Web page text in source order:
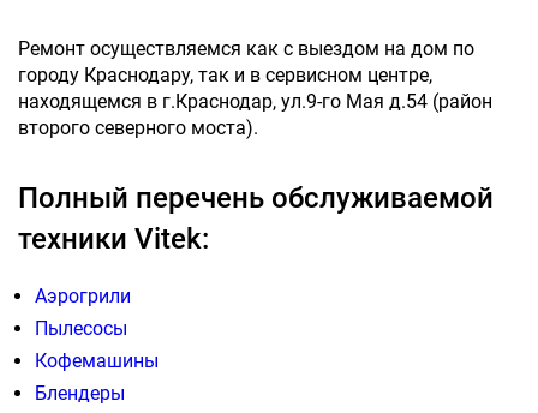
Ремонт осуществляемся как с выездом на дом по
городу Краснодару, так и в сервисном центре,
находящемся в г.Краснодар, ул.9-го Мая д.54 (район
второго северного моста).
Полный перечень обслуживаемой
техники Vitek:
Аэрогрили
Пылесосы
Кофемашины
Блендеры